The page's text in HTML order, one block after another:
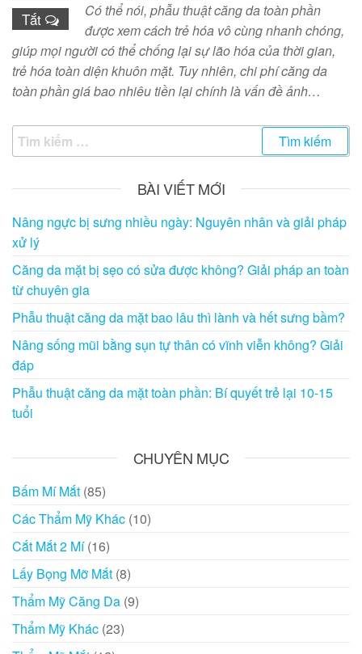
Tắt
Có thể nói, phẫu thuật căng da toàn phần
được xem cách trẻ hóa vô cùng nhanh chóng,
giúp mọi người có thể chống lại sự lão hóa của thời gian,
trẻ hóa toàn diện khuôn mặt. Tuy nhiên, chi phí căng da
toàn phần giá bao nhiêu tiền lại chính là vấn đề ảnh…
Tìm
kiếm
BÀI VIẾT MỚI
Nâng ngực bị sưng nhiều ngày: Nguyên nhân và giải pháp
xử lý
Căng da mặt bị sẹo có sửa được không? Giải pháp an toàn
từ chuyên gia
Phẫu thuật căng da mặt bao lâu thì lành và hết sưng bầm?
Nâng sống mũi bằng sụn tự thân có vĩnh viễn không? Giải
đáp
Phẫu thuật căng da mặt toàn phần: Bí quyết trẻ lại 10-15
tuổi
CHUYÊN MỤC
Bấm Mí Mắt (85)
Các Thẩm Mỹ Khác (10)
Cắt Mắt 2 Mí(16)
Lấy Bọng Mỡ Mắt (8)
Thẩm Mỹ Căng Da (9)
Thẩm Mỹ Khác (23)